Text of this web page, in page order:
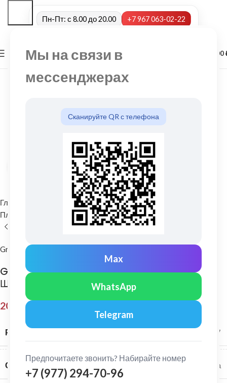
Мы на связи в
мессенджерах
Сканируйте QR с телефона
Max
WhatsApp
Telegram
Предпочитаете звонить? Набирайте номер
+7 (977) 294-70-96
Пн-Пт: с 8.00 до 20.00 +7 967 063-02-22
МЕНЮ 0,00
Нажмите, чтобы увеличить
Главная
Водосточные системы
Пластиковые водосточные системы Колено нижнее (слив)
Grand Line
Grand Line: Колено сливное Классика
Шоколад
208,00
РАЗМЕР СИСТЕМЫ 120/87
СЕРИЯ Классика